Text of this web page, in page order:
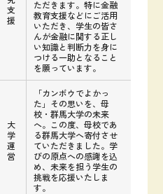
支
援
ただきます。特に金融
教育支援などにご活用
いただき、学生の皆さ
んが金融に関する正し
い知識と判断力を身に
つける一助となること
を願っています。
大
学
運
営
「カンボウでよかっ
た」その思いを、母
校・群馬大学の未来
へ。この度、母校であ
る群馬大学へ寄付させ
ていただきました。学
びの原点への感謝を込
め、未来を担う学生の
挑戦を応援いたしま
す。